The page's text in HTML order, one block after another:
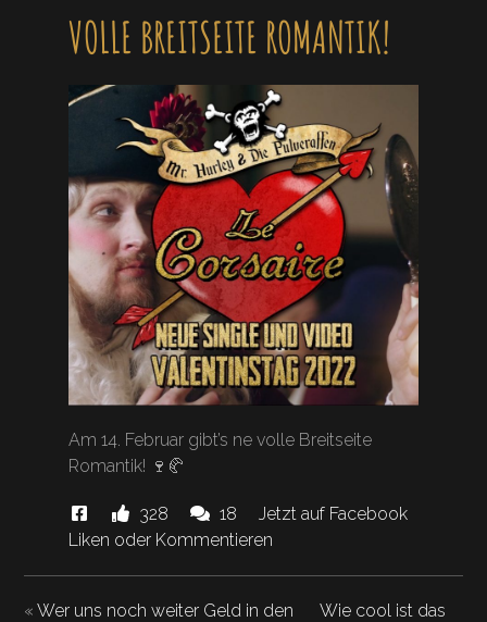
VOLLE BREITSEITE ROMANTIK!
Am 14. Februar gibt’s ne volle Breitseite
Romantik! 🍷🥐
Diese
News
Februar
328
Likes
und
18 Kommentare.
Jetzt auf Facebook
Liken oder Kommentieren
«Wer uns noch weiter Geld in den Wie cool ist das